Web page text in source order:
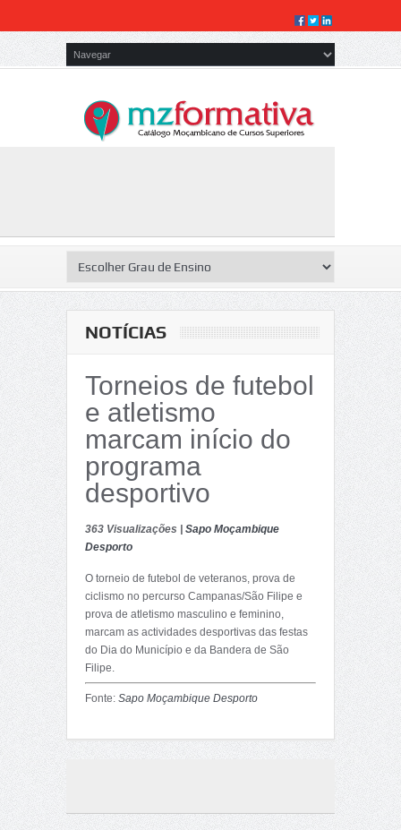
NOTÍCIAS
Torneios de futebol
e atletismo
marcam início do
programa
desportivo
363 Visualizações | Sapo Moçambique
Desporto
O torneio de futebol de veteranos, prova de
ciclismo no percurso Campanas/São Filipe e
prova de atletismo masculino e feminino,
marcam as actividades desportivas das festas
do Dia do Município e da Bandera de São
Filipe.
Fonte: Sapo Moçambique Desporto